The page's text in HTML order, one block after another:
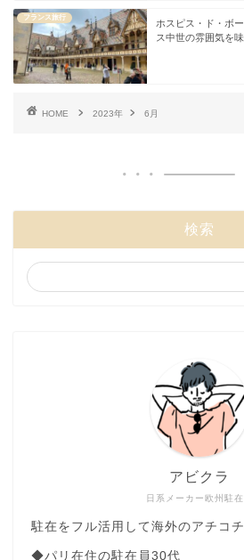
フランス旅行
ホスピス・ド・ボ
ス中世の雰囲気を
HOME 2023年 6月
検索
日系メーカー欧州駐在
アビクラ
駐在をフル活用して海外のアチコチ
◆パリ在住の駐在員30代